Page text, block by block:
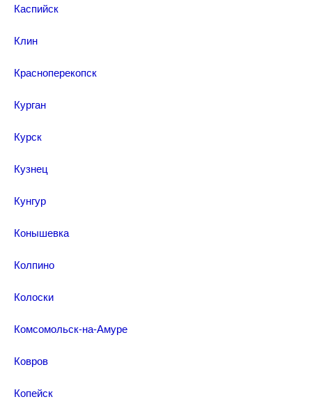
Каспийск
Клин
Красноперекопск
Курган
Курск
Кузнец
Кунгур
Конышевка
Колпино
Колоски
Комсомольск-на-Амуре
Ковров
Копейск